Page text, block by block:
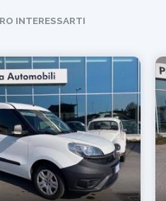
INTERESSARTI